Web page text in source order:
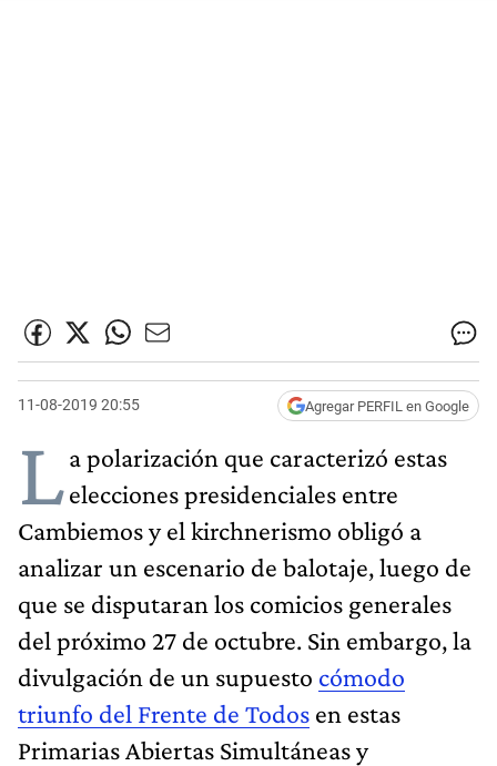
11-08-2019 20:55 Agregar PERFIL en Google
La polarización que caracterizó estas
elecciones presidenciales entre
Cambiemos y el kirchnerismo obligó a
analizar un escenario de balotaje, luego de
que se disputaran los comicios generales
del próximo 27 de octubre. Sin embargo, la
divulgación de un supuesto cómodo
triunfo del Frente de Todos en estas
Primarias Abiertas Simultáneas y